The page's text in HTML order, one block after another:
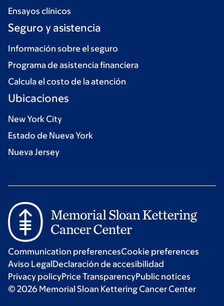
Ensayos clínicos
Seguro y asistencia
Información sobre el seguro
Programa de asistencia financiera
Calcula el costo de la atención
Ubicaciones
New York City
Estado de Nueva York
Nueva Jersey
Communication preferencesCookie preferences
Aviso LegalDeclaración de accesibilidad
Privacy policyPrice TransparencyPublic notices
© 2026 Memorial Sloan Kettering Cancer Center